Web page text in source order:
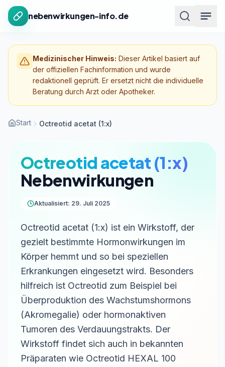
Zum Inhalt springen
nebenwirkungen-info.de
Medizinischer Hinweis: Dieser Artikel basiert auf
der offiziellen Fachinformation und wurde
redaktionell geprüft. Er ersetzt nicht die individuelle
Beratung durch Arzt oder Apotheker.
Start Octreotid acetat (1:x)
Octreotid acetat (1:x)
Nebenwirkungen
Aktualisiert: 29. Juli 2025
Octreotid acetat (1:x) ist ein Wirkstoff, der
gezielt bestimmte Hormonwirkungen im
Körper hemmt und so bei speziellen
Erkrankungen eingesetzt wird. Besonders
hilfreich ist Octreotid zum Beispiel bei
Überproduktion des Wachstumshormons
(Akromegalie) oder hormonaktiven
Tumoren des Verdauungstrakts. Der
Wirkstoff findet sich auch in bekannten
Präparaten wie Octreotid HEXAL 100